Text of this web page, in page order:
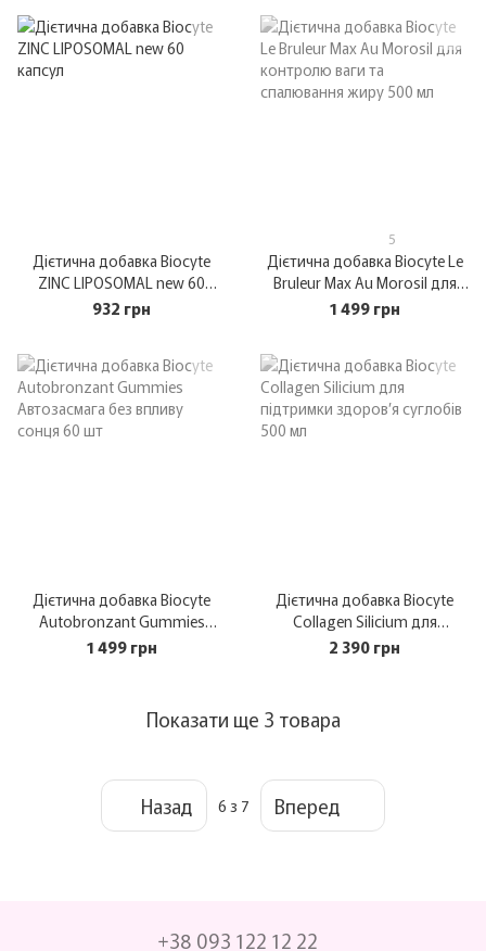
Дієтична добавка Biocyte
ZINC LIPOSOMAL new 60
капсул
932 грн
5
Дієтична добавка Biocyte Le
Bruleur Max Au Morosil для
контролю ваги та
1 499 грн
Дієтична добавка Biocyte
Autobronzant Gummies
Автозасмага без впливу
1 499 грн
Дієтична добавка Biocyte
Collagen Silicium для
підтримки здоров’я суглобів
2 390 грн
Показати ще 3 товара
Назад 6 з 7 Вперед
+38 093 122 12 22